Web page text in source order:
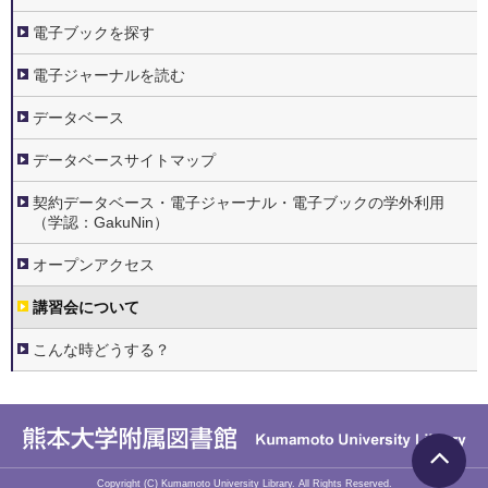
電子ブックを探す
電子ジャーナルを読む
データベース
データベースサイトマップ
契約データベース・電子ジャーナル・電子ブックの学外利用
（学認：GakuNin）
オープンアクセス
講習会について
こんな時どうする？
Copyright (C) Kumamoto University Library. All Rights Reserved.